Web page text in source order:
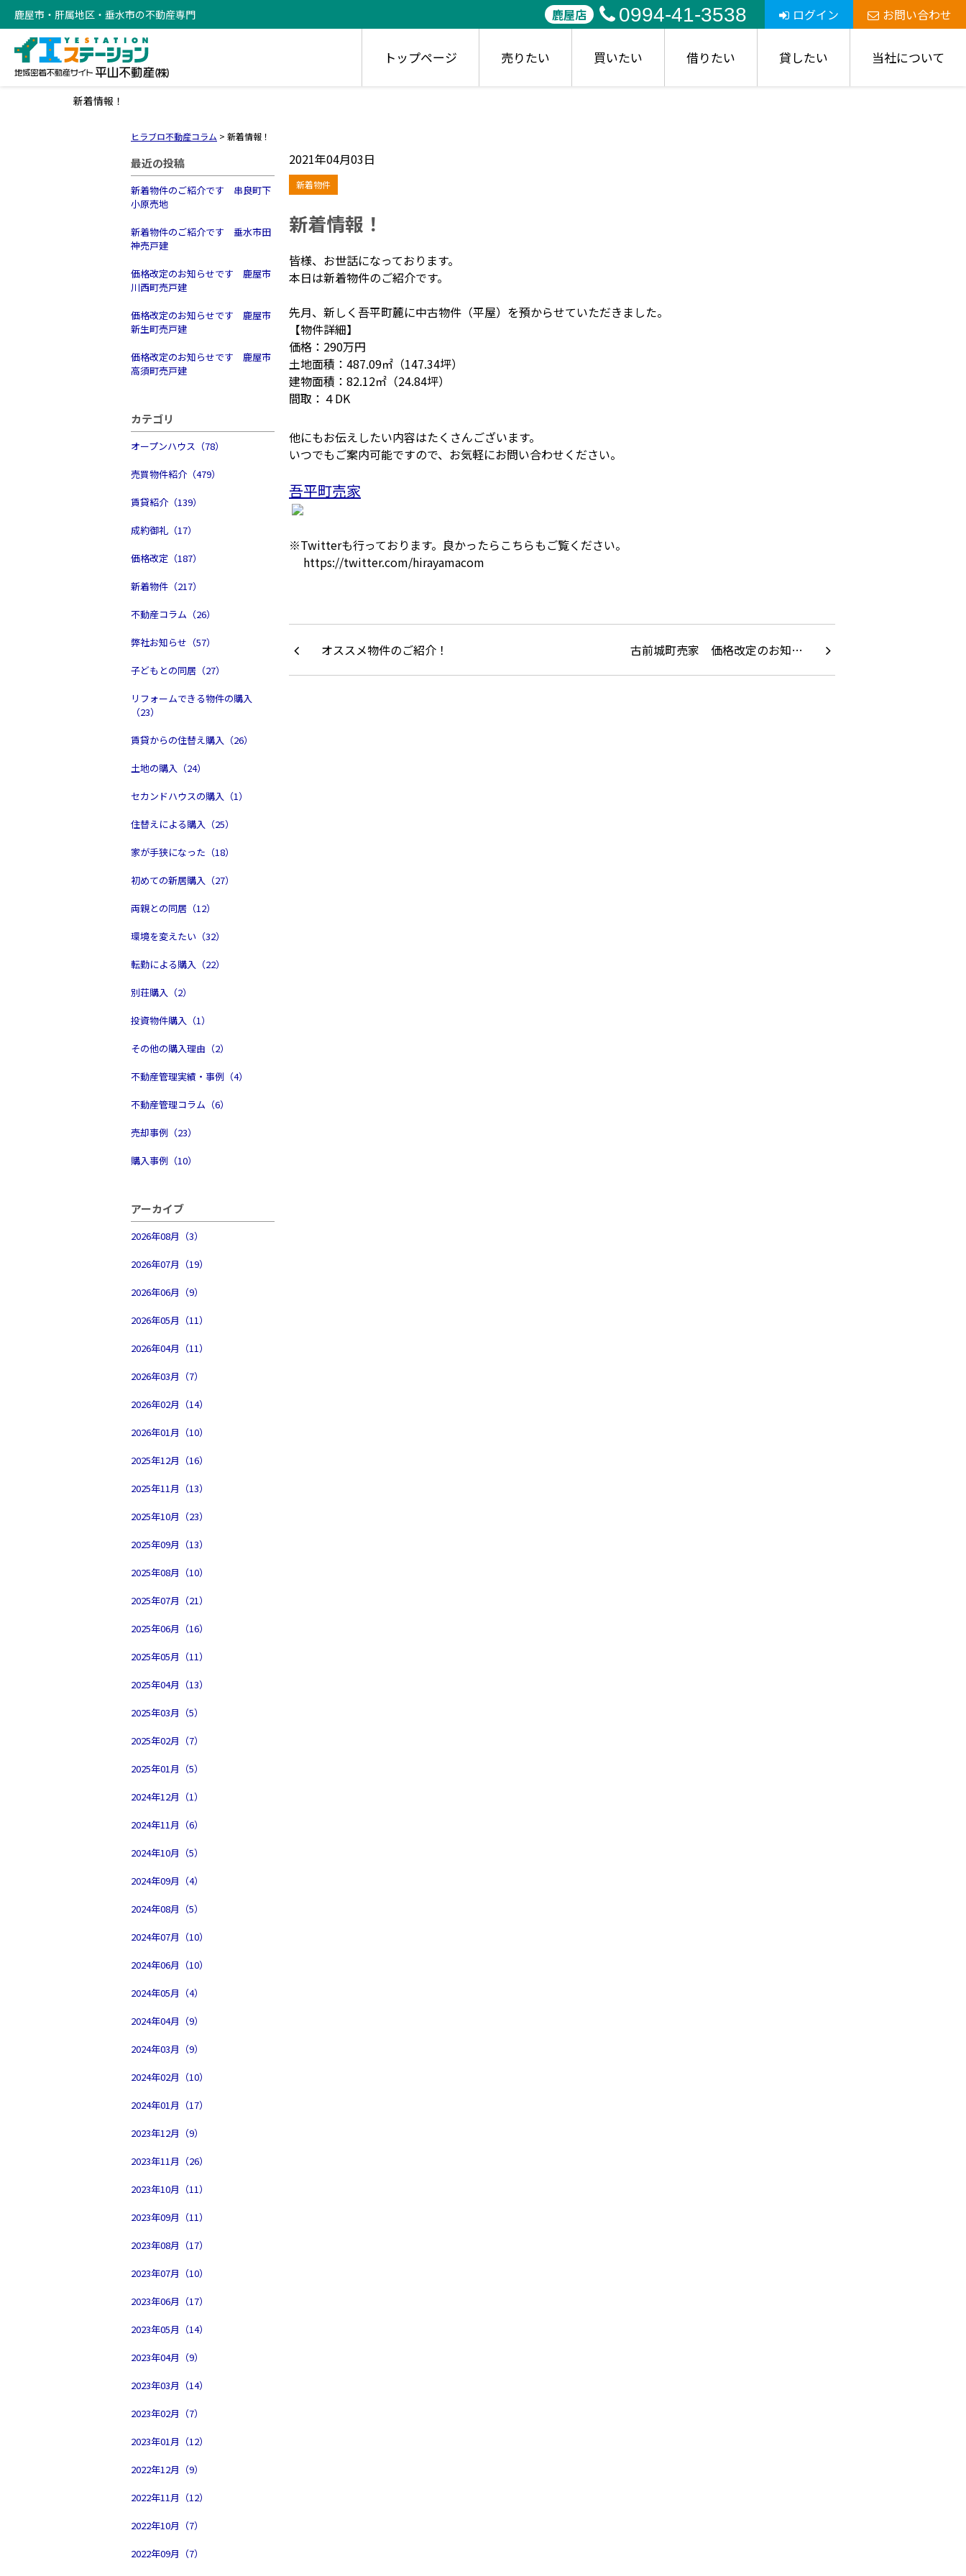
鹿屋市・肝属地区・垂水市の不動産専門 鹿屋店 0994-41-3538 ログイン お問い合わせ
トップページ 売りたい 買いたい 借りたい 貸したい 当社について
新着情報！
ヒラブロ不動産コラム > 新着情報！
最近の投稿
新着物件のご紹介です 串良町下
小原売地
新着物件のご紹介です 垂水市田
神売戸建
価格改定のお知らせです 鹿屋市
川西町売戸建
価格改定のお知らせです 鹿屋市
新生町売戸建
価格改定のお知らせです 鹿屋市
高須町売戸建
カテゴリ
オープンハウス（78）
売買物件紹介（479）
賃貸紹介（139）
成約御礼（17）
価格改定（187）
新着物件（217）
不動産コラム（26）
弊社お知らせ（57）
子どもとの同居（27）
リフォームできる物件の購入
（23）
賃貸からの住替え購入（26）
土地の購入（24）
セカンドハウスの購入（1）
住替えによる購入（25）
家が手狭になった（18）
初めての新居購入（27）
両親との同居（12）
環境を変えたい（32）
転勤による購入（22）
別荘購入（2）
投資物件購入（1）
その他の購入理由（2）
不動産管理実績・事例（4）
不動産管理コラム（6）
売却事例（23）
購入事例（10）
アーカイブ
2026年08月（3）
2026年07月（19）
2026年06月（9）
2026年05月（11）
2026年04月（11）
2026年03月（7）
2026年02月（14）
2026年01月（10）
2025年12月（16）
2025年11月（13）
2025年10月（23）
2025年09月（13）
2025年08月（10）
2025年07月（21）
2025年06月（16）
2025年05月（11）
2025年04月（13）
2025年03月（5）
2025年02月（7）
2025年01月（5）
2024年12月（1）
2024年11月（6）
2024年10月（5）
2024年09月（4）
2024年08月（5）
2024年07月（10）
2024年06月（10）
2024年05月（4）
2024年04月（9）
2024年03月（9）
2024年02月（10）
2024年01月（17）
2023年12月（9）
2023年11月（26）
2023年10月（11）
2023年09月（11）
2023年08月（17）
2023年07月（10）
2023年06月（17）
2023年05月（14）
2023年04月（9）
2023年03月（14）
2023年02月（7）
2023年01月（12）
2022年12月（9）
2022年11月（12）
2022年10月（7）
2022年09月（7）
2021年04月03日
新着物件
新着情報！
皆様、お世話になっております。
本日は新着物件のご紹介です。
先月、新しく吾平町麓に中古物件（平屋）を預からせていただきました。
【物件詳細】
価格：290万円
土地面積：487.09㎡（147.34坪）
建物面積：82.12㎡（24.84坪）
間取：４DK
他にもお伝えしたい内容はたくさんございます。
いつでもご案内可能ですので、お気軽にお問い合わせください。
吾平町売家
※Twitterも行っております。良かったらこちらもご覧ください。
https://twitter.com/hirayamacom
オススメ物件のご紹介！ 古前城町売家 価格改定のお知…